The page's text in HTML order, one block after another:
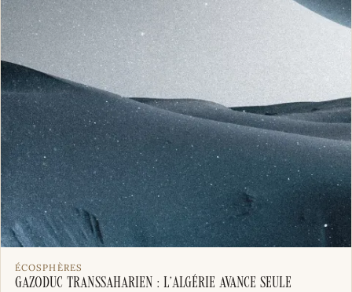
ÉCOSPHÈRES
Gazoduc transsaharien : l’Algérie avance seule